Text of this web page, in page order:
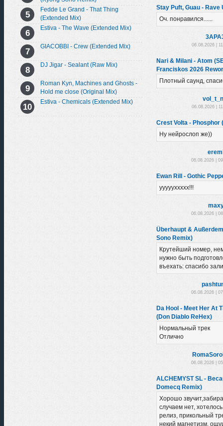
Fedde Le Grand - That Thing
(Extended Mix)
Estiva - The Wave (Extended Mix)
GIACOBBI - Crew (Extended Mix)
DJ Jigar - Sealant (Raw Mix)
Roman Kyn, Machines and Ghosts -
Hold me close (Original Mix)
Estiva - Chemicals (Extended Mix)
Stay Puft, Guau - Rave
Оч. понравился......
06.08.2026 |
Nari & Milani - Atom
Franciskos 2026
Плотный саунд,
06.08.2026 |
Crest Volta - Phosphor
Ну нейрослоп же))
06.08.2026 |
Ewan Rill - Gothic
уууууххххх!!!
06.08.2026 |
Überhaupt &
Sono Remix)
Крутейший номер,
нужно быть
въехать: спасибо
06.08.2026 |
Da Hool - Meet Her At
(Don Diablo ReHex)
Нормальный трек
Отлично
06.08.2026 |
ALCHEMYST SL -
Domecq Remix)
Хорошо
случаем нет,
релиз, прикольный
некий магнетизм,